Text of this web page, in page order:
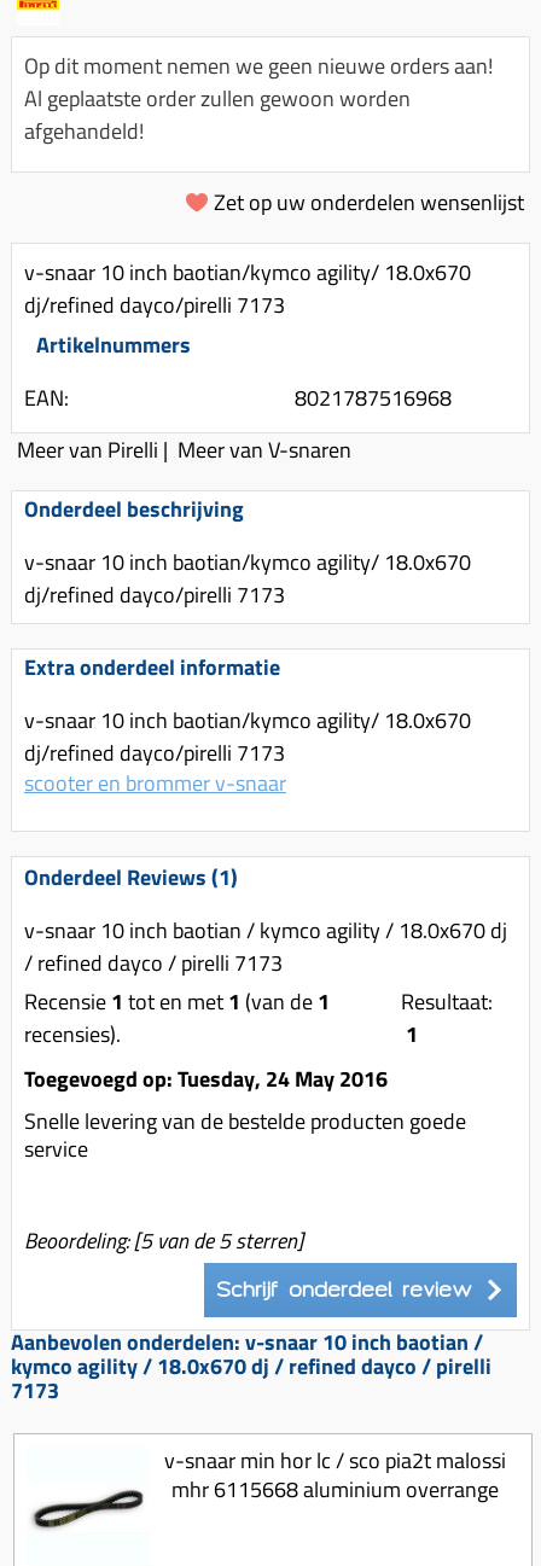
Spanningsregelaar
Toerenbegrenzer
Remlichtschakelaar
Led verlichting
Luchtfilter (delen)
Luchtfilter deksel
Motor blokken
Motorblok (delen)
Pakking (sets)
Vlotterbak pakking
Powerfilter
Sproeiers
Spruitstuk (delen)
Uitlaten compleet
Uitlaat bocht
Radiateur (delen)
Waterpomp (delen)
V-snaren
Variorolsets
Pulley
Variateur (delen)
Variokit
Voor tandwielen
Zuigers
Origineel zuigers
Tomos opvoeren (kits)
Koppeling compleet
Koppeling trekveer
Koeling (delen)
Km teller kabel
Kickstart deksel
Kickstartpedaal
Kickstart ronsel
Spiegels
Stuurschakelaar
Stuur (delen)
Remblokken
Rem (delen)
Remhevels
Remsegmenten
Remklauw (delen)
Remschijven
Voorvork
Wiel (delen)
Zadel
Standaard
Olie-onderhoudsmiddelen
Oppakbeugel
Scooter alarm
Scooter Kleding
Crossbril
Stickers
Stuurslot
Regenkleding
Vespa accessoires
Voordragers
Windschermen
Accessoires overig
Gereedschap
Speednut
Op dit moment nemen we geen nieuwe orders aan!
Al geplaatste order zullen gewoon worden
afgehandeld!
Zet op uw onderdelen wensenlijst
v-snaar 10 inch baotian/kymco agility/ 18.0x670
dj/refined dayco/pirelli 7173
Artikelnummers
EAN:
8021787516968
Meer van Pirelli | Meer van V-snaren
Onderdeel beschrijving
v-snaar 10 inch baotian/kymco agility/ 18.0x670
dj/refined dayco/pirelli 7173
Extra onderdeel informatie
v-snaar 10 inch baotian/kymco agility/ 18.0x670
dj/refined dayco/pirelli 7173
scooter en brommer v-snaar
Onderdeel Reviews (1)
v-snaar 10 inch baotian / kymco agility / 18.0x670 dj
/ refined dayco / pirelli 7173
Recensie1 tot en met1 (van de1
recensies).
Resultaat:
1
Toegevoegd op: Tuesday, 24 May 2016
Snelle levering van de bestelde producten goede
service
Beoordeling:[5van de 5 sterren]
Schrijf onderdeel review
Aanbevolen onderdelen: v-snaar 10 inch baotian /
kymco agility / 18.0x670 dj / refined dayco / pirelli
7173
v-snaar min hor lc / sco pia2t malossi
mhr 6115668 aluminium overrange